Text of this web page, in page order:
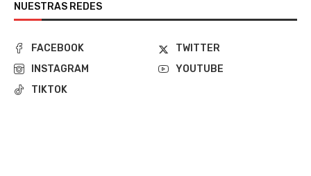
NUESTRAS REDES
FACEBOOK
TWITTER
INSTAGRAM
YOUTUBE
TIKTOK